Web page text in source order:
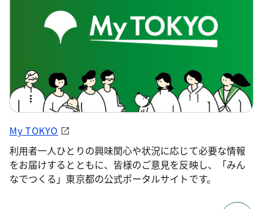
My TOKYO
利用者一人ひとりの興味関心や状況に応じて必要な情報
をお届けするとともに、皆様のご意見を反映し、「みん
なでつくる」東京都の公式ポータルサイトです。